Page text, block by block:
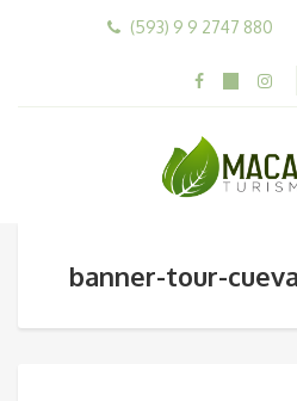
(593) 9 9 2747 880
banner-tour-